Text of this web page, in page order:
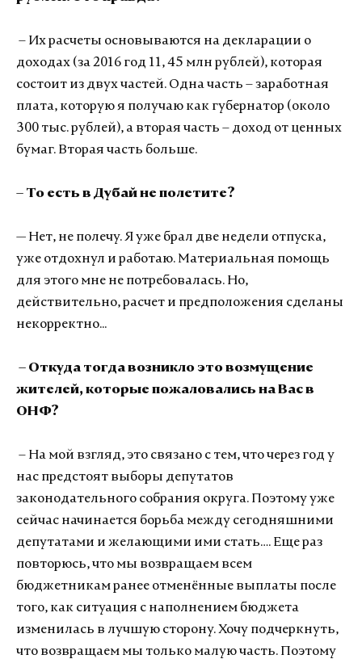
– Их расчеты основываются на декларации о
доходах (за 2016 год 11, 45 млн рублей), которая
состоит из двух частей. Одна часть – заработная
плата, которую я получаю как губернатор (около
300 тыс. рублей), а вторая часть – доход от ценных
бумаг. Вторая часть больше.
– То есть в Дубай не полетите?
— Нет, не полечу. Я уже брал две недели отпуска,
уже отдохнул и работаю. Материальная помощь
для этого мне не потребовалась. Но,
действительно, расчет и предположения сделаны
некорректно...
– Откуда тогда возникло это возмущение
жителей, которые пожаловались на Вас в
ОНФ?
– На мой взгляд, это связано с тем, что через год у
нас предстоят выборы депутатов
законодательного собрания округа. Поэтому уже
сейчас начинается борьба между сегодняшними
депутатами и желающими ими стать…. Еще раз
повторюсь, что мы возвращаем всем
бюджетникам ранее отменённые выплаты после
того, как ситуация с наполнением бюджета
изменилась в лучшую сторону. Хочу подчеркнуть,
что возвращаем мы только малую часть. Поэтому